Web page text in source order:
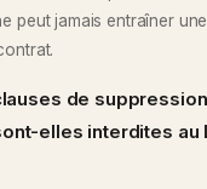
peut jamais entraîner
de
elles interdites au